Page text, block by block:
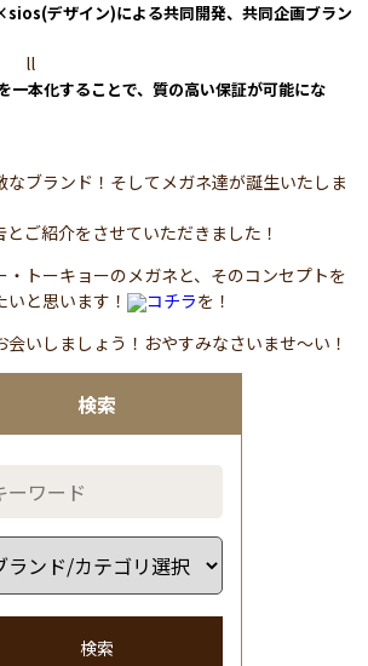
検索
検索
デザイン)による共同開発、共同企画ブラン
一本化することで、質の高い保証が可能にな
なブランド！そしてメガネ達が誕生いたしま
ご紹介をさせていただきました！
トーキョーのメガネと、そのコンセプトを
いと思います！
コチラを！
いしましょう！おやすみなさいませ～い！